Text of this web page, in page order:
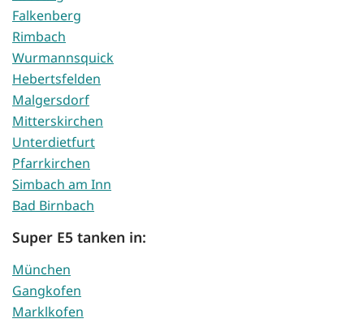
Falkenberg
Rimbach
Wurmannsquick
Hebertsfelden
Malgersdorf
Mitterskirchen
Unterdietfurt
Pfarrkirchen
Simbach am Inn
Bad Birnbach
Super E5 tanken in:
München
Gangkofen
Marklkofen